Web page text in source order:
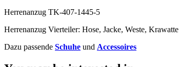
Herrenanzug TK-407-1445-5
Herrenanzug Vierteiler: Hose, Jacke, Weste, Krawatte
Dazu passende Schuhe und Accessoires